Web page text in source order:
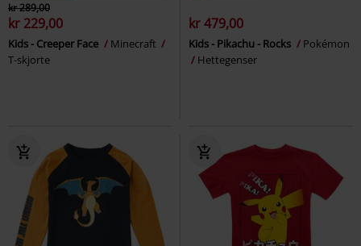
kr 289,00
kr 229,00
Kids - Creeper Face
Minecraft
T-skjorte
kr 479,00
Kids - Pikachu - Rocks
Pokémon
Hettegenser